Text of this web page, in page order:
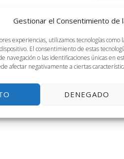
Gestionar el Consentimiento de
experiencias, utilizamos tecnologías como
El consentimiento de estas
navegación o las identificaciones únicas en
afectar negativamente a ciertas
DENEGADO
miembro del Personal
imparta docencia en el
de Málaga
con las competencias